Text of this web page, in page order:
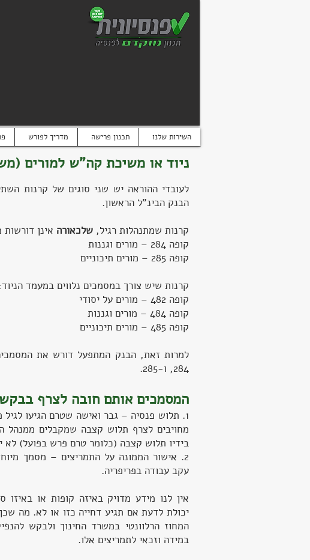
מדריך לפורש תכנון פרישה השירות שלנו
ניוד או משיכת קה"ש למורים
הבנק הבינ"ל הראשון.
קרנות שמתנהלות רגיל, שלכאורה אינן
קופה 284 – מורים וגננות
קופה 285 – מורים תיכוניים
קרנות שיש צורך במסמכים נלווים במעמד
קופה 482 – מורים על יסודי
קופה 484 – מורים וגננות
קופה 485 – מורים תיכוניים
למרות זאת, הבנק המתפעל דורש את
284, ו-285.
המסמכים אותם חובה לצרף
מחויבים לצרף תלוש קצבה שמקבלים ממנהל
בידיו תלוש קצבה (כלומר טרם פרש בפועל) לא
2. אישור הממונה על התמריצים – מסמך
עקב עבודה בפריפריה.
אין לנו מידע מדויק באיזה קופות או
יכולת לדעת אם תגיע דחייה כזו או לא. מה
המחוז הרלוונטי במשרד החינוך ולבקש
במידה וזכאי לתמריצים אלו.